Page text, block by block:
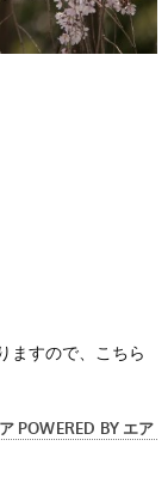
ますので、こちら